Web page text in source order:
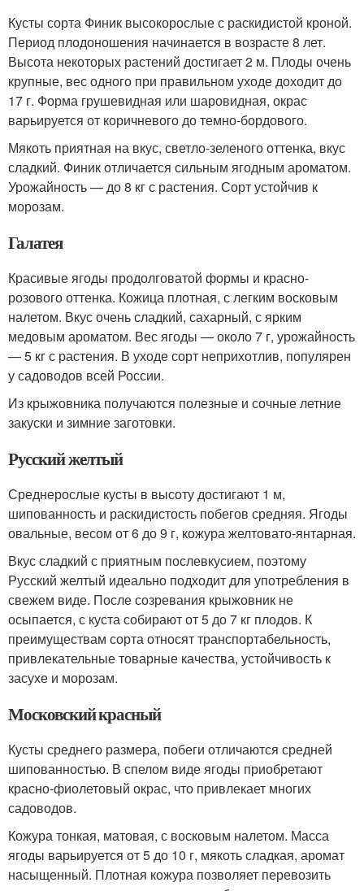
Кусты сорта Финик высокорослые с раскидистой кроной.
Период плодоношения начинается в возрасте 8 лет.
Высота некоторых растений достигает 2 м. Плоды очень
крупные, вес одного при правильном уходе доходит до
17 г. Форма грушевидная или шаровидная, окрас
варьируется от коричневого до темно-бордового.
Мякоть приятная на вкус, светло-зеленого оттенка, вкус
сладкий. Финик отличается сильным ягодным ароматом.
Урожайность — до 8 кг с растения. Сорт устойчив к
морозам.
Галатея
Красивые ягоды продолговатой формы и красно-
розового оттенка. Кожица плотная, с легким восковым
налетом. Вкус очень сладкий, сахарный, с ярким
медовым ароматом. Вес ягоды — около 7 г, урожайность
— 5 кг с растения. В уходе сорт неприхотлив, популярен
у садоводов всей России.
Из крыжовника получаются полезные и сочные летние
закуски и зимние заготовки.
Русский желтый
Среднерослые кусты в высоту достигают 1 м,
шипованность и раскидистость побегов средняя. Ягоды
овальные, весом от 6 до 9 г, кожура желтовато-янтарная.
Вкус сладкий с приятным послевкусием, поэтому
Русский желтый идеально подходит для употребления в
свежем виде. После созревания крыжовник не
осыпается, с куста собирают от 5 до 7 кг плодов. К
преимуществам сорта относят транспортабельность,
привлекательные товарные качества, устойчивость к
засухе и морозам.
Московский красный
Кусты среднего размера, побеги отличаются средней
шипованностью. В спелом виде ягоды приобретают
красно-фиолетовый окрас, что привлекает многих
садоводов.
Кожура тонкая, матовая, с восковым налетом. Масса
ягоды варьируется от 5 до 10 г, мякоть сладкая, аромат
насыщенный. Плотная кожура позволяет перевозить